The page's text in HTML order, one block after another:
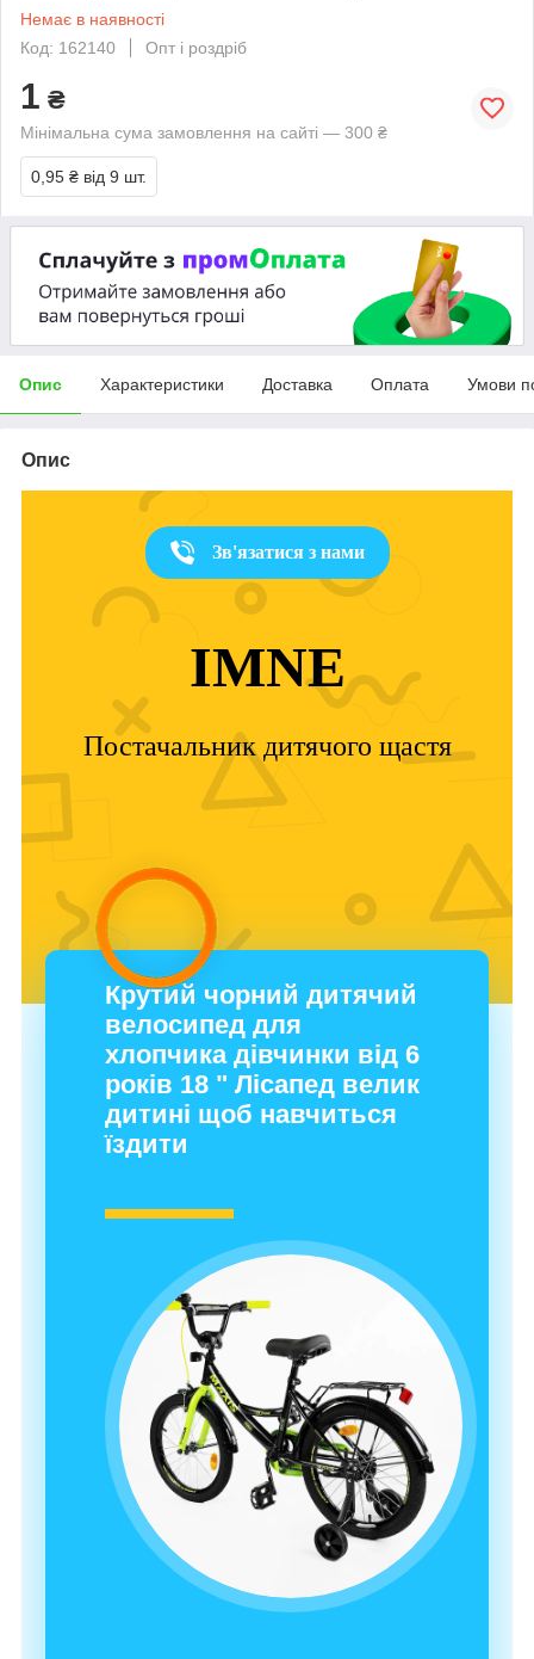
Немає в наявності
Код: 162140
Опт і роздріб
1 ₴
Мінімальна сума замовлення на сайті — 300 ₴
0,95 ₴ від 9 шт.
Опис Характеристики Доставка Оплата Умови
Опис
Зв'язатися з нами
IMNE
Постачальник дитячого щастя
Крутий чорний дитячий
велосипед для
хлопчика дівчинки від 6
років 18 " Лісапед велик
дитині щоб навчиться
їздити